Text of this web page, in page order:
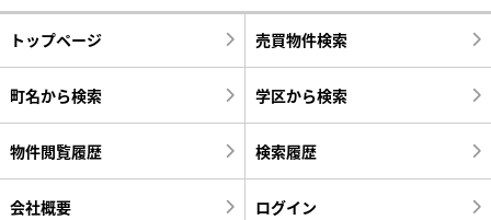
トップページ 売買物件検索
町名から検索 学区から検索
物件閲覧履歴 検索履歴
会社概要 ログイン